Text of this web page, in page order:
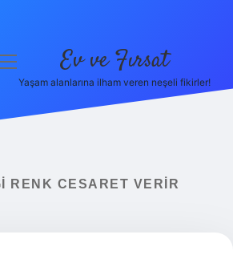
Ev ve Fırsat
Yaşam alanlarına ilham veren neşeli fikirler!
RENK CESARET VERIR